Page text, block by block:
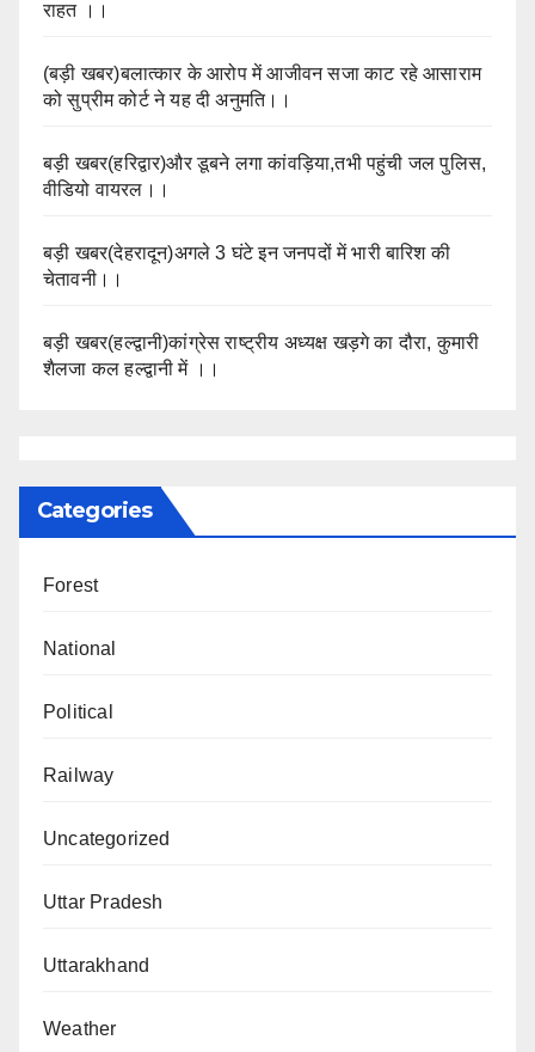
राहत ।।
(बड़ी खबर)बलात्कार के आरोप में आजीवन सजा काट रहे आसाराम
को सुप्रीम कोर्ट ने यह दी अनुमति।।
बड़ी खबर(हरिद्वार)और डूबने लगा कांवड़िया,तभी पहुंची जल पुलिस,
वीडियो वायरल।।
बड़ी खबर(देहरादून)अगले 3 घंटे इन जनपदों में भारी बारिश की
चेतावनी।।
बड़ी खबर(हल्द्वानी)कांग्रेस राष्ट्रीय अध्यक्ष खड़गे का दौरा, कुमारी
शैलजा कल हल्द्वानी में ।।
Categories
Forest
National
Political
Railway
Uncategorized
Uttar Pradesh
Uttarakhand
Weather